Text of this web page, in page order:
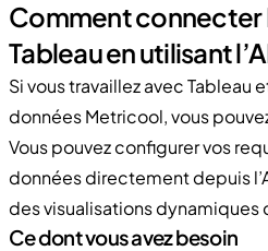
Comment connecter
Tableau en utilisant
Si vous travaillez avec Tableau
données Metricool, vous
Vous pouvez configurer vos
données directement depuis
des visualisations dynamiques
Ce dont vous avez besoin